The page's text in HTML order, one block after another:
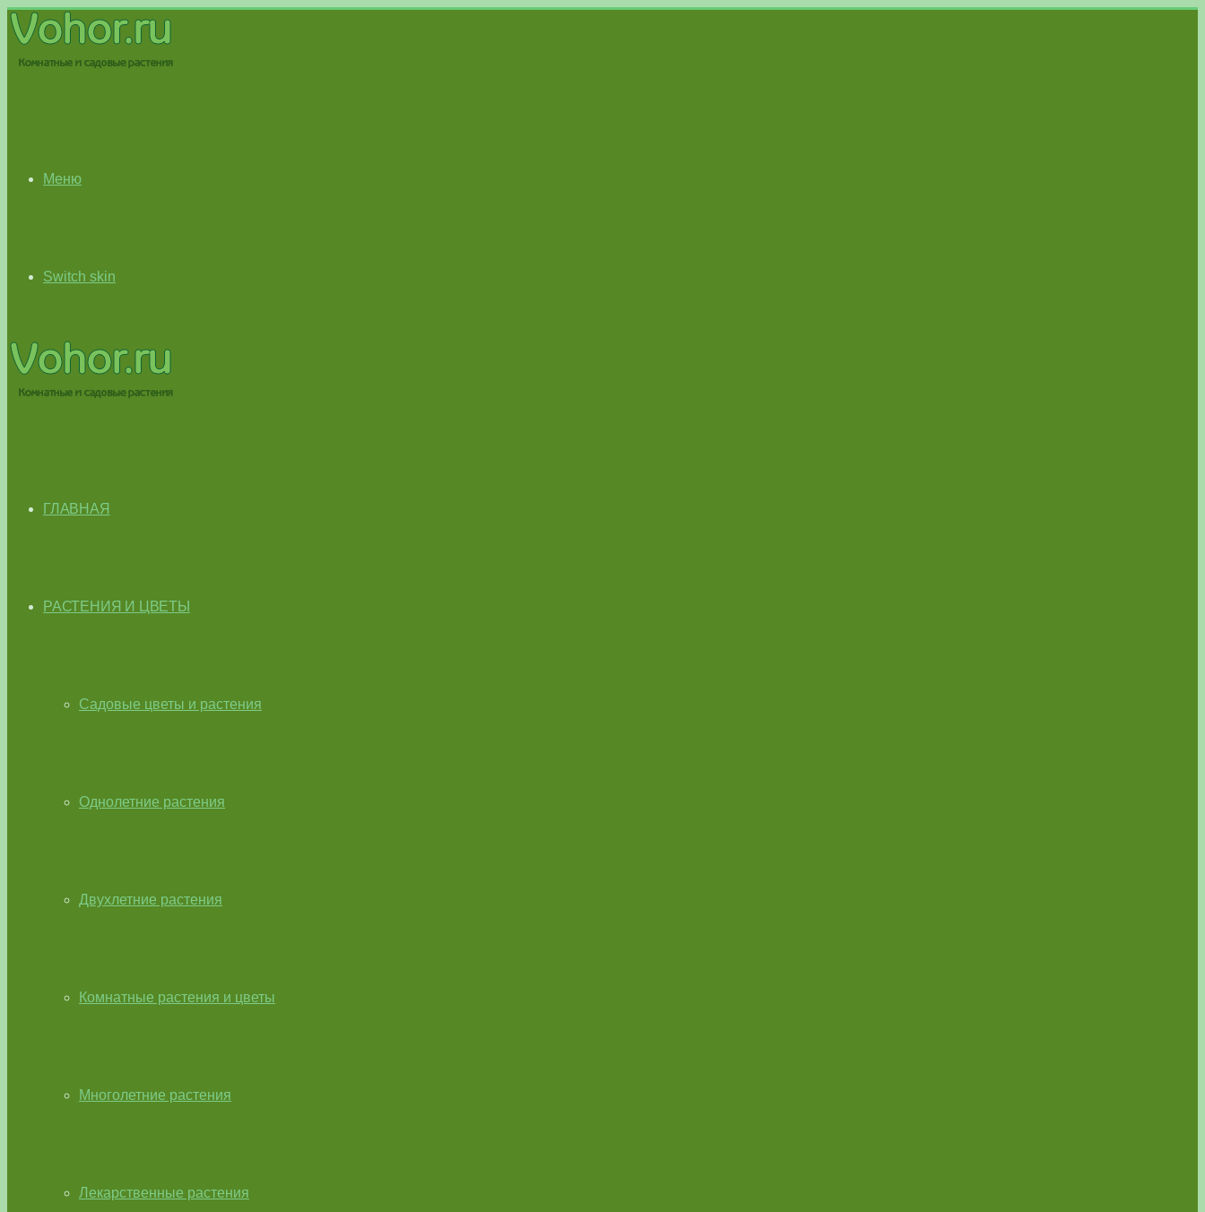
Меню
Switch skin
ГЛАВНАЯ
РАСТЕНИЯ И ЦВЕТЫ
Садовые цветы и растения
Однолетние растения
Двухлетние растения
Комнатные растения и цветы
Многолетние растения
Лекарственные растения